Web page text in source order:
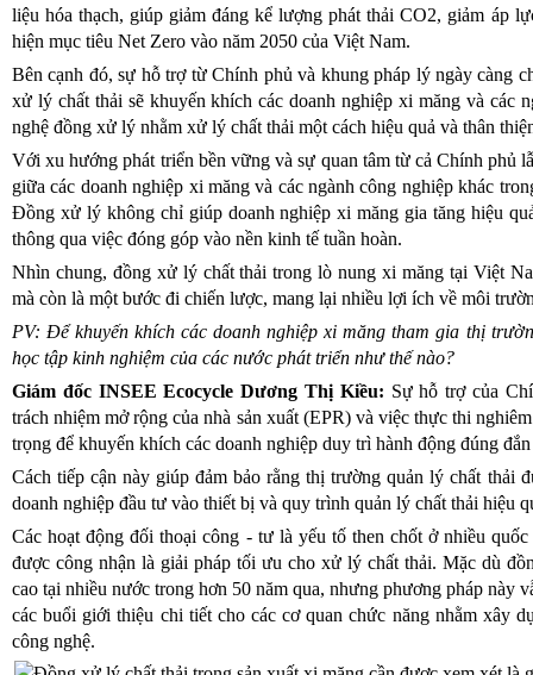
liệu hóa thạch, giúp giảm đáng kể lượng phát thải CO2, giảm áp
hiện mục tiêu Net Zero vào năm 2050 của Việt Nam.
Bên cạnh đó, sự hỗ trợ từ Chính phủ và khung pháp lý ngày càng
xử lý chất thải sẽ khuyến khích các doanh nghiệp xi măng và các
nghệ đồng xử lý nhằm xử lý chất thải một cách hiệu quả và thân
Với xu hướng phát triển bền vững và sự quan tâm từ cả Chính phủ
giữa các doanh nghiệp xi măng và các ngành công nghiệp khác
Đồng xử lý không chỉ giúp doanh nghiệp xi măng gia tăng hiệu
thông qua việc đóng góp vào nền kinh tế tuần hoàn.
Nhìn chung, đồng xử lý chất thải trong lò nung xi măng tại Việt
mà còn là một bước đi chiến lược, mang lại nhiều lợi ích về môi
PV: Để khuyến khích các doanh nghiệp xi măng tham gia thị
học tập kinh nghiệm của các nước phát triển như thế nào?
Giám đốc INSEE Ecocycle Dương Thị Kiều: Sự hỗ trợ của
trách nhiệm mở rộng của nhà sản xuất (EPR) và việc thực thi
trọng để khuyến khích các doanh nghiệp duy trì hành động đúng
Cách tiếp cận này giúp đảm bảo rằng thị trường quản lý chất thải
doanh nghiệp đầu tư vào thiết bị và quy trình quản lý chất thải hiệu
Các hoạt động đối thoại công - tư là yếu tố then chốt ở nhiều
được công nhận là giải pháp tối ưu cho xử lý chất thải. Mặc dù
cao tại nhiều nước trong hơn 50 năm qua, nhưng phương pháp này
các buổi giới thiệu chi tiết cho các cơ quan chức năng nhằm xây
công nghệ.